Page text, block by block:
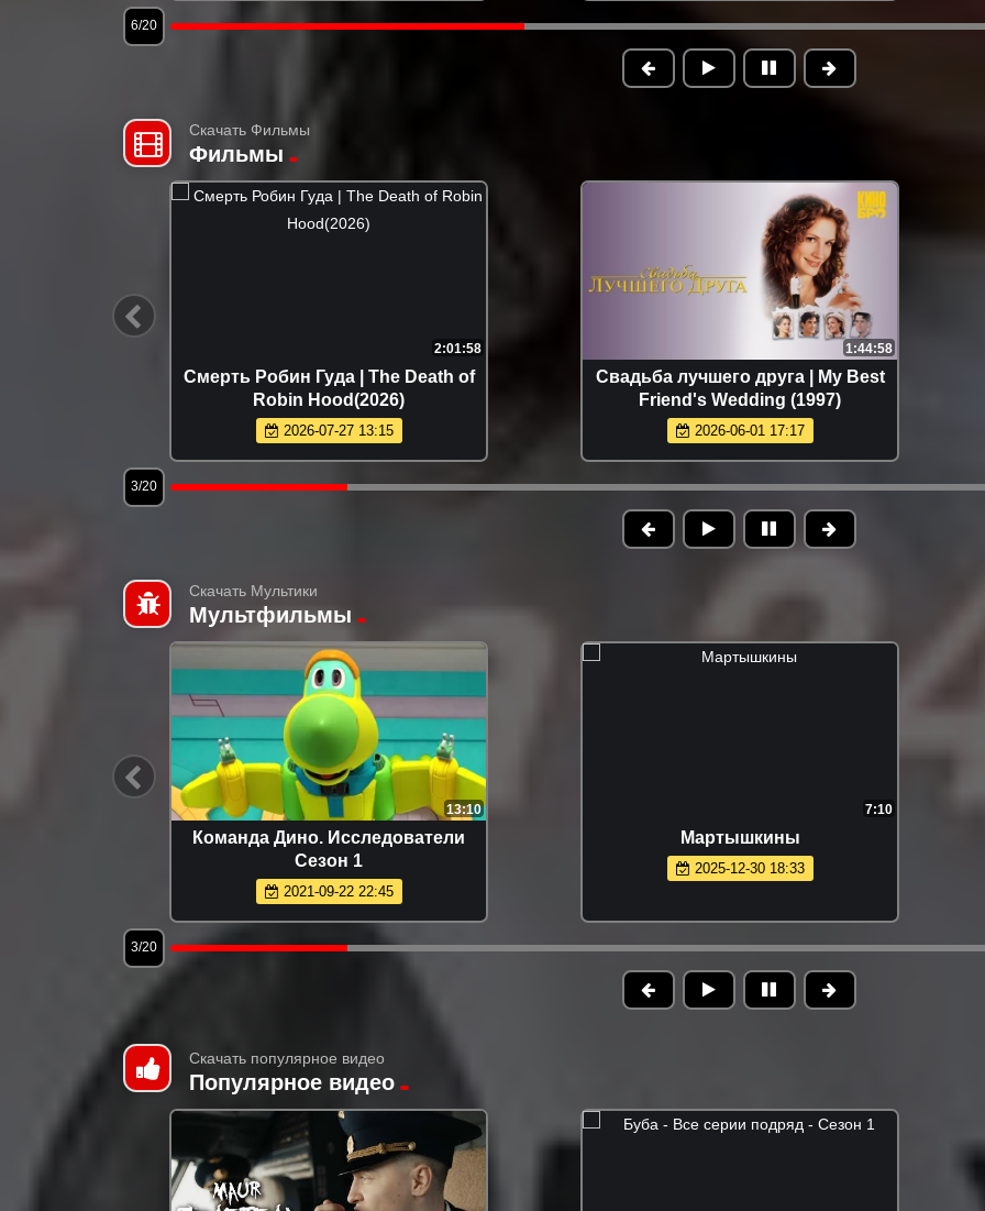
6/20
Скачать Фильмы
Фильмы
2:01:58
Смерть Робин Гуда | The Death of
Robin Hood(2026)
2026-07-27 13:15
1:44:58
Свадьба лучшего друга | My Best
Friend's Wedding (1997)
2026-06-01 17:17
3/20
Скачать Мультики
Мультфильмы
13:10
Команда Дино. Исследователи
Сезон 1
2021-09-22 22:45
7:10
Мартышкины
2025-12-30 18:33
3/20
Скачать популярное видео
Популярное видео